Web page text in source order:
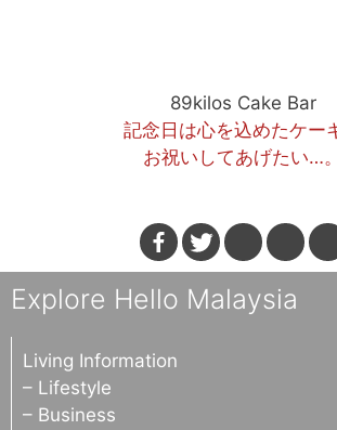
89kilos Cake Bar
記念日は心を込めたケー
お祝いしてあげたい…。
Explore Hello Malaysia
Living Information
– Lifestyle
– Business